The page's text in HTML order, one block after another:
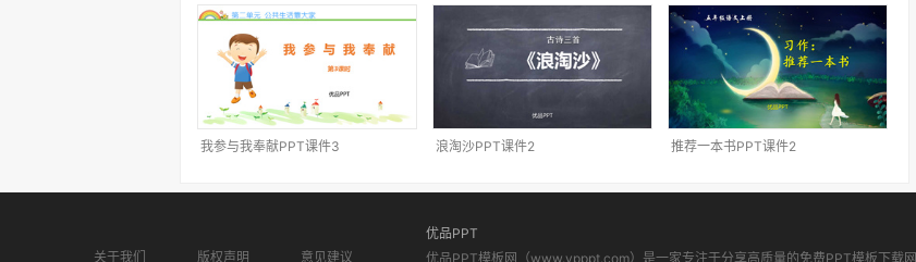
我参与我奉献PPT课件3 浪淘沙PPT课件2 推荐一本书PPT课件2
关于我们 版权声明 意见建议
优品PPT
优品PPT模板网（www.ypppt.com）是一家专注于分享高质量的免费PPT模板下载网